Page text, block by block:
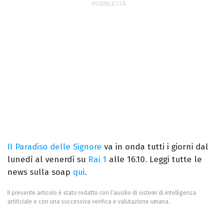
Il Paradiso delle Signore va in onda tutti i giorni dal
lunedì al venerdì su Rai 1 alle 16.10. Leggi tutte le
news sulla soap qui.
Il presente articolo è stato redatto con l’ausilio di sistemi di intelligenza
artificiale e con una successiva verifica e valutazione umana.